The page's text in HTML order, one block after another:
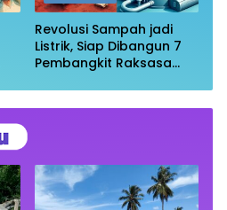
Revolusi Sampah jadi
Listrik, Siap Dibangun 7
Pembangkit Raksasa